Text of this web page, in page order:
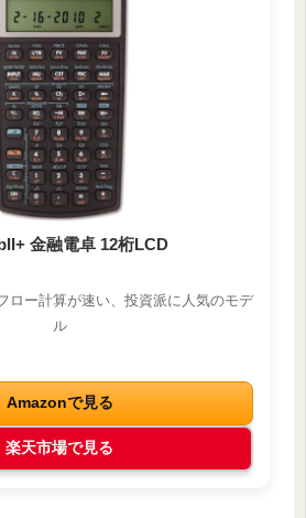
金融電卓 12桁LCD
ロー計算が速い、投資派に人気のモデ
ル
Amazonで見る
楽天市場で見る